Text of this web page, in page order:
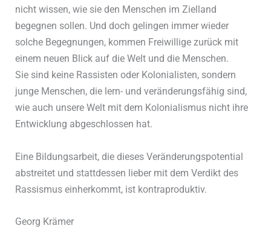
nicht wissen, wie sie den Menschen im Zielland
begegnen sollen. Und doch gelingen immer wieder
solche Begegnungen, kommen Freiwillige zurück mit
einem neuen Blick auf die Welt und die Menschen.
Sie sind keine Rassisten oder Kolonialisten, sondern
junge Menschen, die lern- und veränderungsfähig sind,
wie auch unsere Welt mit dem Kolonialismus nicht ihre
Entwicklung abgeschlossen hat.
Eine Bildungsarbeit, die dieses Veränderungspotential
abstreitet und stattdessen lieber mit dem Verdikt des
Rassismus einherkommt, ist kontraproduktiv.
Georg Krämer